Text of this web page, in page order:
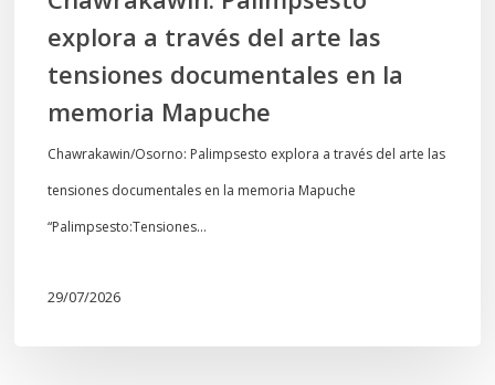
memoria
Mapuche
explora a través del arte las
tensiones documentales en la
memoria Mapuche
Chawrakawin/Osorno: Palimpsesto explora a través del arte las
tensiones documentales en la memoria Mapuche
“Palimpsesto:Tensiones…
29/07/2026